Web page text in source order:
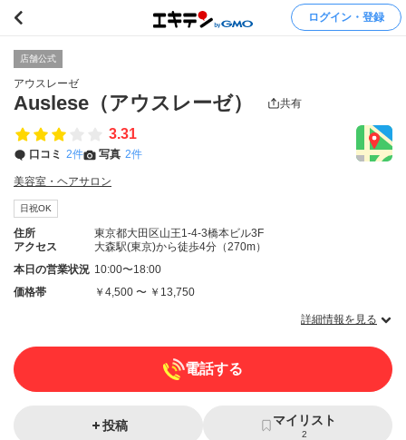
ログイン・登録
店舗公式
アウスレーゼ
Auslese（アウスレーゼ） 共有
3.31
口コミ 2件 写真 2件
美容室・ヘアサロン
日祝OK
住所
東京都大田区山王1-4-3橋本ビル3F
アクセス
大森駅(東京)から徒歩4分（270m）
本日の営業状況 10:00〜18:00
価格帯
￥4,500 〜 ￥13,750
詳細情報を見る
電話する
投稿 マイリスト
2